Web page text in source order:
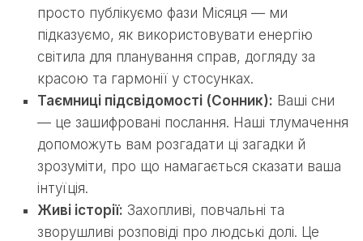
просто публікуємо фази Місяця — ми
підказуємо, як використовувати енергію
світила для планування справ, догляду за
красою та гармонії у стосунках.
Таємниці підсвідомості (Сонник): Ваші сни
— це зашифровані послання. Наші тлумачення
допоможуть вам розгадати ці загадки й
зрозуміти, про що намагається сказати ваша
інтуїція.
Живі історії: Захопливі, повчальні та
зворушливі розповіді про людські долі. Це